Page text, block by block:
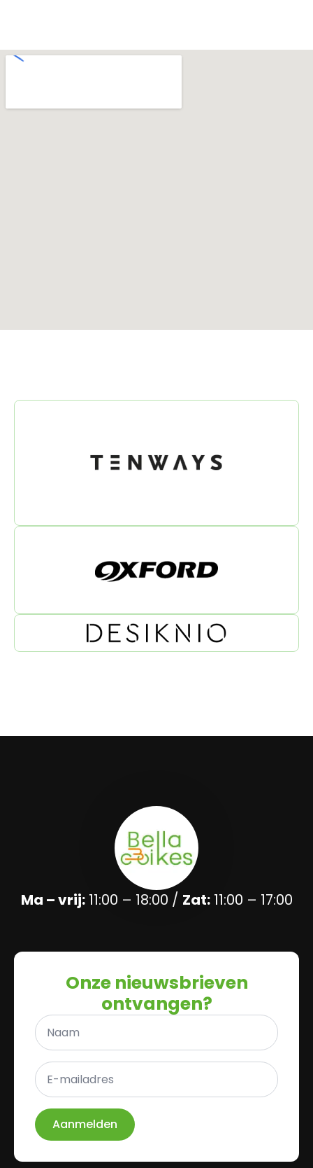
Ma – vrij:11:00 – 18:00 / Zat:11:00 – 17:00
Onze nieuwsbrieven
ontvangen?
Naam
E-
mailadres
*
Aanmelden